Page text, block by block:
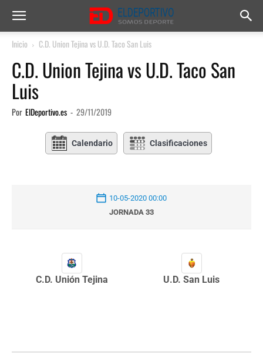
Inicio C.D. Union Tejina vs U.D. Taco San Luis
C.D. Union Tejina vs U.D. Taco San
Luis
Por ElDeportivo.es - 29/11/2019
Calendario Clasificaciones
10-05-2020 00:00
JORNADA 33
C.D. Unión Tejina U.D. San Luis